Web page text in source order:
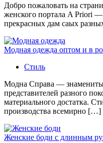
Добро пожаловать на
женского портала A Priori
прекрасных дам саых
Модная одежда оптом и в
Стиль
Модна Справа —
представителей разного
материального достатка.
производства всемирно […]
Женские боди с длинным